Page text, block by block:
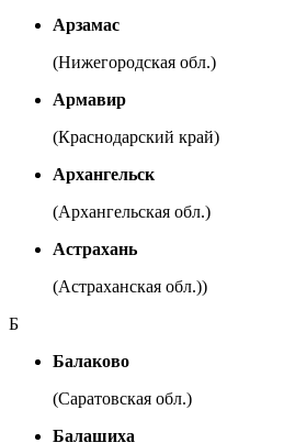
Арзамас
(Нижегородская обл.)
Армавир
(Краснодарский край)
Архангельск
(Архангельская обл.)
Астрахань
(Астраханская обл.))
Б
Балаково
(Саратовская обл.)
Балашиха